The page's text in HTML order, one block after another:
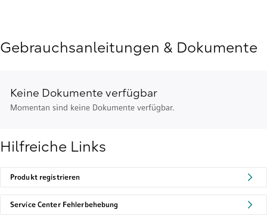
Gebrauchsanleitungen & Dokumente
Keine Dokumente verfügbar
Momentan sind keine Dokumente verfügbar.
Hilfreiche Links
Produkt registrieren
Service Center Fehlerbehebung